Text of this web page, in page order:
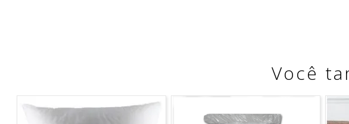
*Imagem meramente ilustrativa
Você